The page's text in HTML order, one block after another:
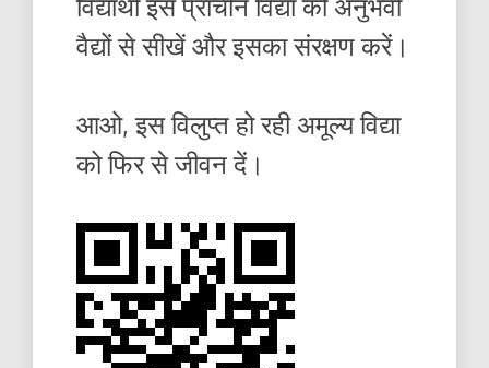
वैद्यों से सीखें और इसका संरक्षण करें।
आओ, इस विलुप्त हो रही अमूल्य विद्या
को फिर से जीवन दें।